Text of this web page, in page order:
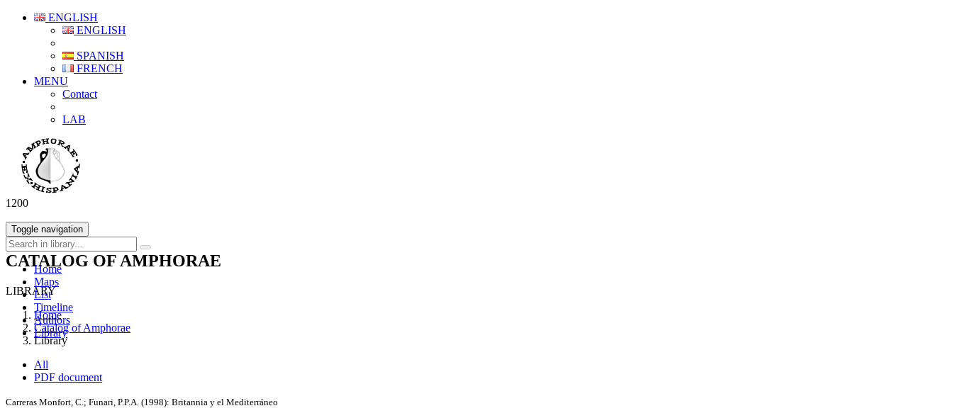
ENGLISH
ENGLISH
SPANISH
FRENCH
MENU
Contact
LAB
1200
Toggle navigation
Home
Maps
List
Timeline
Authors
Library
CATALOG OF AMPHORAE
LIBRARY
Home
Catalog of Amphorae
Library
All
PDF document
Carreras Monfort, C.; Funari, P.P.A. (1998): Britannia y el Mediterráneo